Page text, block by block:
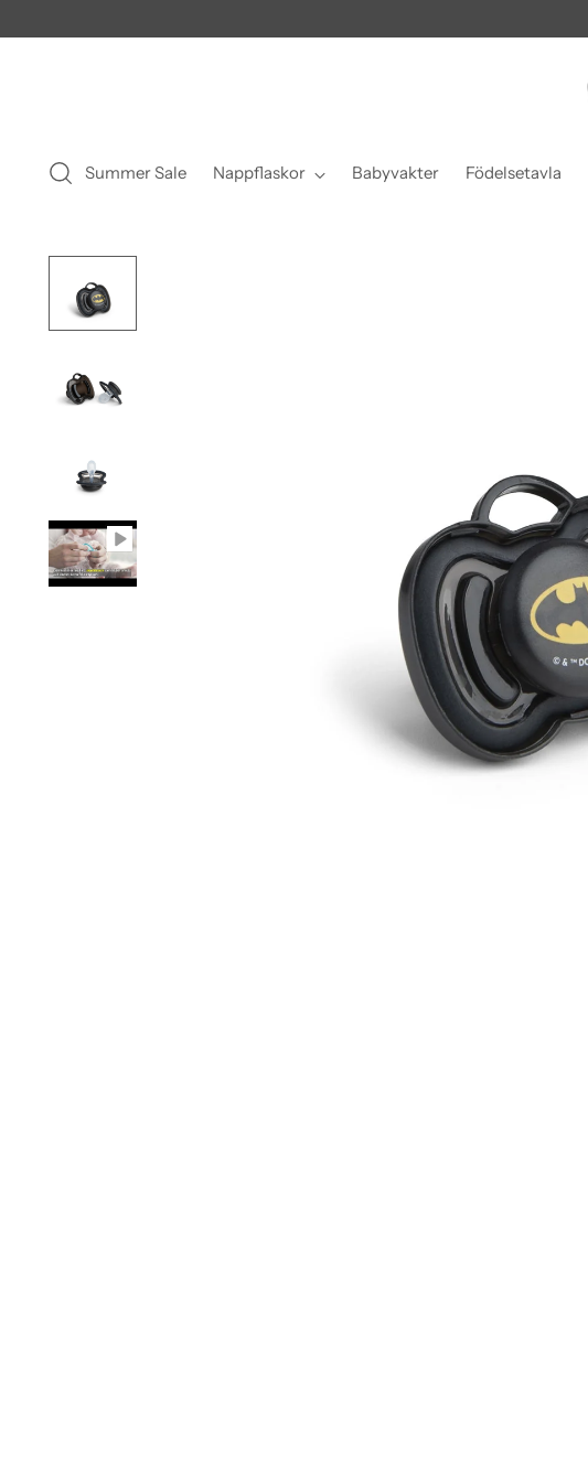
Summer Sale Nappflaskor Babyvakter Födelsetavla